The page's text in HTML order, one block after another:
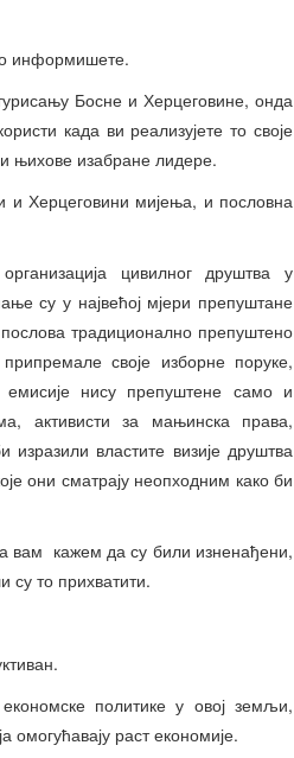
информишете.
Босне и Херцеговине, онда
када ви реализујете то своје
њихове изабране лидере.
и Херцеговини мијења, и пословна
цивилног друштва у
су у највећој мјери препуштане
традиционално препуштено
своје изборне поруке,
емисије нису препуштене само и
активисти за мањинска права,
властите визије друштва
они сматрају неопходним како би
вам кажем да су били изненађени,
су то прихватити.
политике у овој земљи,
омогућавају раст економије.